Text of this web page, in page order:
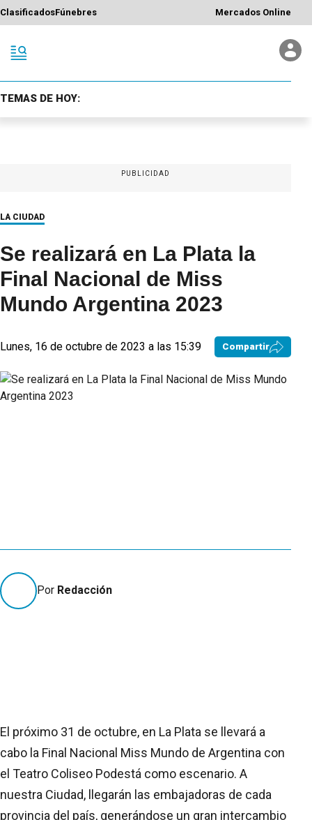
ClasificadosFúnebres Mercados Online
TEMAS DE HOY:
PUBLICIDAD
LA CIUDAD
Se realizará en La Plata la
Final Nacional de Miss
Mundo Argentina 2023
Lunes, 16 de octubre de 2023 a las 15:39 Compartir
Por Redacción
El próximo 31 de octubre, en La Plata se llevará a
cabo la Final Nacional Miss Mundo de Argentina con
el Teatro Coliseo Podestá como escenario. A
nuestra Ciudad, llegarán las embajadoras de cada
provincia del país, generándose un gran intercambio